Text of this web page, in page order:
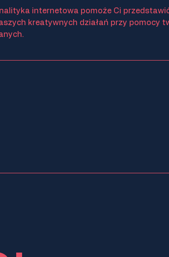
internetowa pomoże Ci
kreatywnych działań przy pomocy